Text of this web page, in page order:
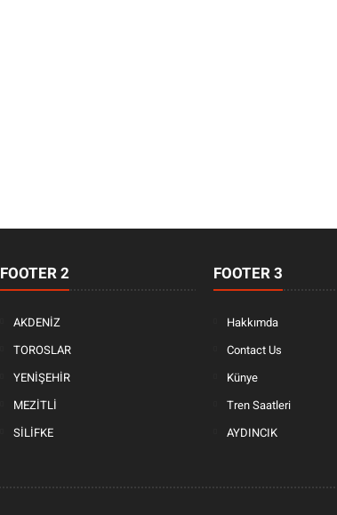
FOOTER 2
AKDENİZ
TOROSLAR
YENİŞEHİR
MEZİTLİ
SİLİFKE
FOOTER 3
Hakkımda
Contact Us
Künye
Tren Saatleri
AYDINCIK